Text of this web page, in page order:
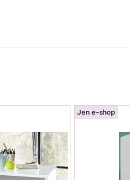
Jen e-shop